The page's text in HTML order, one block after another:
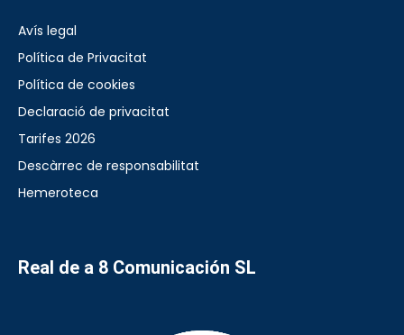
Avís legal
Política de Privacitat
Política de cookies
Declaració de privacitat
Tarifes 2026
Descàrrec de responsabilitat
Hemeroteca
Real de a 8 Comunicación SL